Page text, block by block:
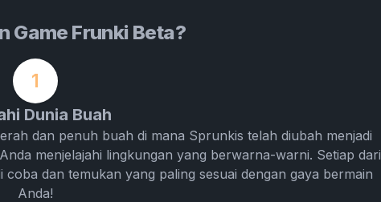
Game Frunki Beta?
1
Dunia Buah
dan penuh buah di mana Sprunkis telah diubah menjadi
menjelajahi lingkungan yang berwarna-warni. Setiap dari
dan temukan yang paling sesuai dengan gaya bermain
Anda!